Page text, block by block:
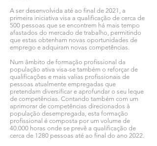
A ser desenvolvida até ao final de 2021, a
primeira iniciativa visa a qualificação de cerca de
500 pessoas que se encontrem há mais tempo
afastados do mercado de trabalho, permitindo
que estas obtenham novas oportunidades de
emprego e adquiram novas competências.
Num âmbito de formação profissional da
população ativa visa-se também o reforçar de
qualificações e mais valias profissionais de
pessoas atualmente empregadas que
pretendam diversificar e aprofundar o seu leque
de competências. Contando também com um
aprimorar de competências direcionados à
população desempregada, esta formação
profissional é composta por um volume de
40.000 horas onde se prevê a qualificação de
cerca de 1280 pessoas até ao final do ano 2022.